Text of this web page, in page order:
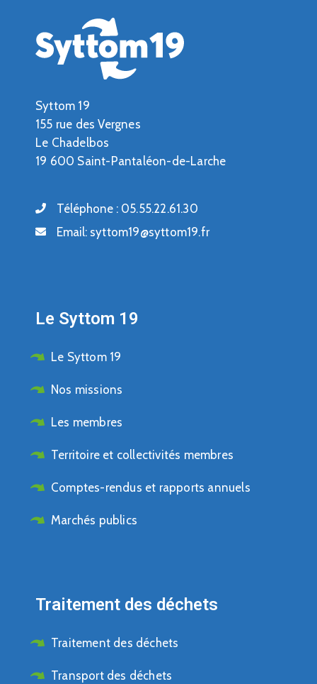
Syttom 19
155 rue des Vergnes
Le Chadelbos
19 600 Saint-Pantaléon-de-Larche
Téléphone : 05.55.22.61.30
Email: syttom19@syttom19.fr
Le Syttom 19
Le Syttom 19
Nos missions
Les membres
Territoire et collectivités membres
Comptes-rendus et rapports annuels
Marchés publics
Traitement des déchets
Traitement des déchets
Transport des déchets